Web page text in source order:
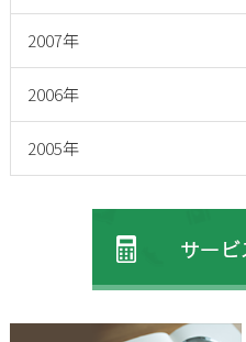
2007年
2006年
2005年